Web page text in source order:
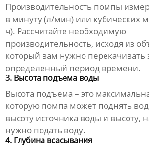
Производительность помпы
в минуту (л/мин) или кубических
ч). Рассчитайте необходимую
производительность, исходя из
который вам нужно перекачивать
определенный период времени.
3. Высота подъема воды
Высота подъема – это
которую помпа может поднять
высоту источника воды и высоту,
нужно подать воду.
4. Глубина всасывания